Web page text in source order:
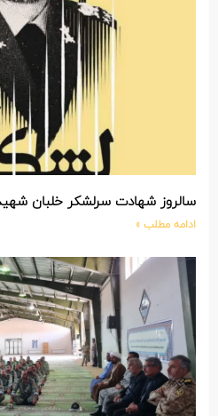
سالروز شهادت سرلشکر خلبان
ادامه مطلب »